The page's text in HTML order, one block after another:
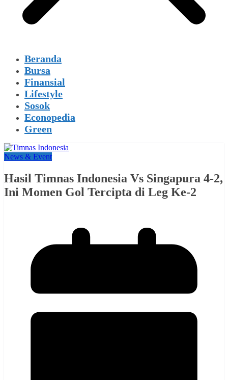
Beranda
Bursa
Finansial
Lifestyle
Sosok
Econopedia
Green
News & Event
Hasil Timnas Indonesia Vs Singapura 4-2,
Ini Momen Gol Tercipta di Leg Ke-2